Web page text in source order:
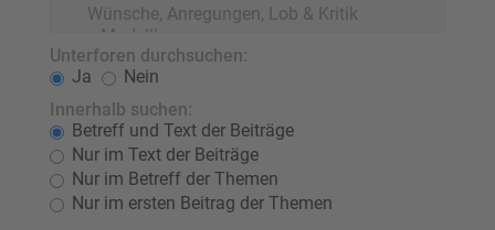
Unterforen durchsuchen:
Ja
Nein
Innerhalb suchen:
Betreff und Text der Beiträge
Nur im Text der Beiträge
Nur im Betreff der Themen
Nur im ersten Beitrag der Themen